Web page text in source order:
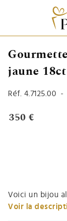
jaune 18ct
Réf. 4.7125.00 -
350 €
Voici un bijou
Voir la